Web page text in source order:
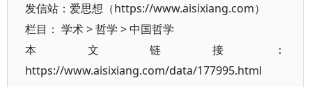
发信站：爱思想（https://www.aisixiang.com）
栏目： 学术>哲学 >中国哲学
本文链接：
https://www.aisixiang.com/data/177995.html